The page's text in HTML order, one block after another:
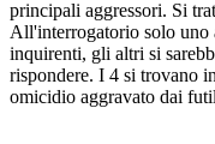
principali aggressori. Si
All'interrogatorio solo uno
inquirenti, gli altri si
rispondere. I 4 si trovano
omicidio aggravato dai